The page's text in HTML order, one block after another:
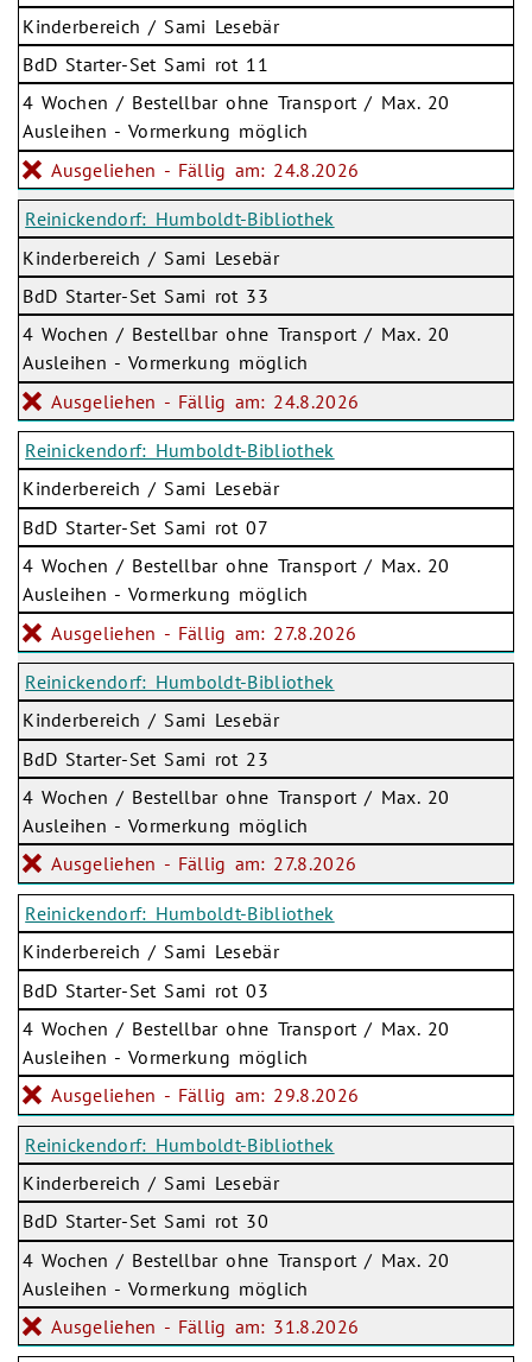
Kinderbereich / Sami Lesebär
BdD Starter-Set Sami rot 11
4 Wochen / Bestellbar ohne Transport / Max. 20
Ausleihen - Vormerkung möglich
Ausgeliehen - Fällig am: 24.8.2026
Reinickendorf: Humboldt-Bibliothek
Kinderbereich / Sami Lesebär
BdD Starter-Set Sami rot 33
4 Wochen / Bestellbar ohne Transport / Max. 20
Ausleihen - Vormerkung möglich
Ausgeliehen - Fällig am: 24.8.2026
Reinickendorf: Humboldt-Bibliothek
Kinderbereich / Sami Lesebär
BdD Starter-Set Sami rot 07
4 Wochen / Bestellbar ohne Transport / Max. 20
Ausleihen - Vormerkung möglich
Ausgeliehen - Fällig am: 27.8.2026
Reinickendorf: Humboldt-Bibliothek
Kinderbereich / Sami Lesebär
BdD Starter-Set Sami rot 23
4 Wochen / Bestellbar ohne Transport / Max. 20
Ausleihen - Vormerkung möglich
Ausgeliehen - Fällig am: 27.8.2026
Reinickendorf: Humboldt-Bibliothek
Kinderbereich / Sami Lesebär
BdD Starter-Set Sami rot 03
4 Wochen / Bestellbar ohne Transport / Max. 20
Ausleihen - Vormerkung möglich
Ausgeliehen - Fällig am: 29.8.2026
Reinickendorf: Humboldt-Bibliothek
Kinderbereich / Sami Lesebär
BdD Starter-Set Sami rot 30
4 Wochen / Bestellbar ohne Transport / Max. 20
Ausleihen - Vormerkung möglich
Ausgeliehen - Fällig am: 31.8.2026